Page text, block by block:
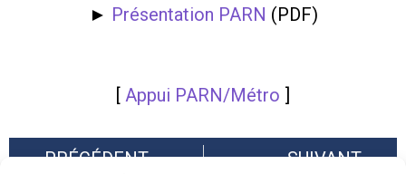
► Présentation PARN (PDF)
[ Appui PARN/Métro ]
PRÉCÉDENT SUIVANT